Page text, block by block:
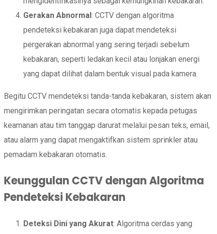
Gerakan Abnormal : CCTV dengan algoritma
pendeteksi kebakaran juga dapat mendeteksi
pergerakan abnormal yang sering terjadi sebelum
kebakaran, seperti ledakan kecil atau lonjakan energi
yang dapat dilihat dalam bentuk visual pada kamera.
Begitu CCTV mendeteksi tanda-tanda kebakaran, sistem akan
mengirimkan peringatan secara otomatis kepada petugas
keamanan atau tim tanggap darurat melalui pesan teks, email,
atau alarm yang dapat mengaktifkan sistem sprinkler atau
pemadam kebakaran otomatis.
Keunggulan CCTV dengan Algoritma
Pendeteksi Kebakaran
Deteksi Dini yang Akurat: Algoritma cerdas yang